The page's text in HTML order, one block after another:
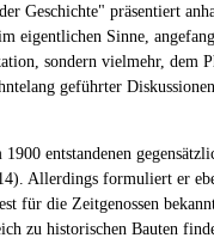
Geschichte" präsentiert
eigentlichen Sinne,
sondern vielmehr,
geführter
entstandenen
Allerdings formuliert er
für die Zeitgenossen
zu historischen Bauten